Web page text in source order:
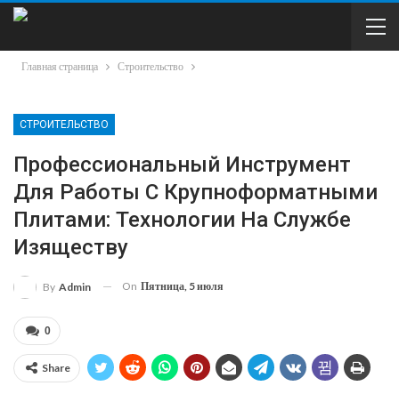
Главная страница Строительство
СТРОИТЕЛЬСТВО
Профессиональный Инструмент
Для Работы С Крупноформатными
Плитами: Технологии На Службе
Изяществу
By Admin On Пятница, 5 июля
0
Share